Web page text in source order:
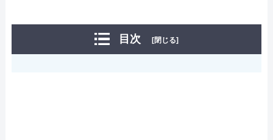
目次 [閉じる]